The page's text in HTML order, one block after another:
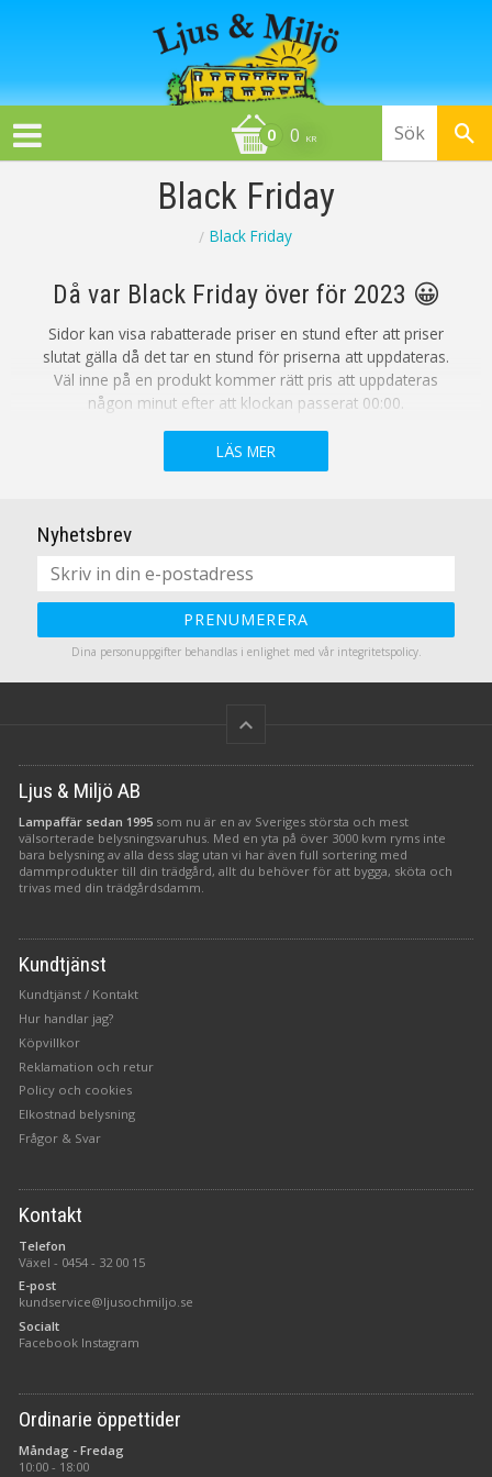
0 KR
Black Friday
Black Friday
Då var Black Friday över för 2023 😀
Sidor kan visa rabatterade priser en stund efter att priser
slutat gälla då det tar en stund för priserna att uppdateras.
Väl inne på en produkt kommer rätt pris att uppdateras
någon minut efter att klockan passerat 00:00.
I väntan på nästa års Black Friday med fina rabatter... är
ni givetvis alltid välkomna att besöka oss
LÄS MER
Nyhetsbrev
PRENUMERERA
Dina personuppgifter behandlas i enlighet med vår integritetspolicy.
keyboard_arrow_up
Ljus & Miljö AB
Lampaffär sedan 1995 som nu är en av Sveriges största och mest
välsorterade belysningsvaruhus. Med en yta på över 3000 kvm ryms inte
bara belysning av alla dess slag utan vi har även full sortering med
dammprodukter till din trädgård, allt du behöver för att bygga, sköta och
trivas med din trädgårdsdamm.
Kundtjänst
Kundtjänst / Kontakt
Hur handlar jag?
Köpvillkor
Reklamation och retur
Policy och cookies
Elkostnad belysning
Frågor & Svar
Kontakt
Telefon
Växel - 0454 - 32 00 15
E-post
kundservice@ljusochmiljo.se
Socialt
Facebook Instagram
Ordinarie öppettider
Måndag - Fredag
10:00 - 18:00